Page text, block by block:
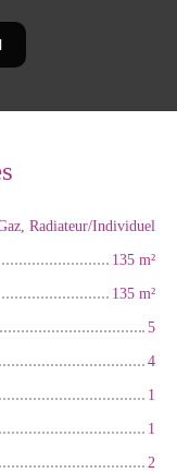
Radiateur/Individuel
135 m²
135 m²
5
4
1
1
2